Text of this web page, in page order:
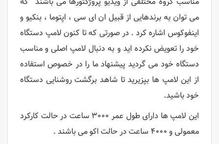
می توان به برندهایی از قبیل ان ای سی ، اپتوما ، بنکیو و
اینفوکوس اشاره کرد . در صورتی که تا کنون لامپ دستگاه
خود را تعویض نکرده اید و به دنبال لامپ اصلی و مناسب
دستگاه خود می گردید پیشنهاد ما را در خصوص استفاده
از این لامپ ها بپزیرید تا شاهد برگشت روشنایی دستگاه
خود باشید.
این لامپ ها دارای طول عمر ۳۰۰۰ ساعت در حالت کارکرد
معمولی و ۴۰۰۰ ساعت در حالت اکو می باشند .